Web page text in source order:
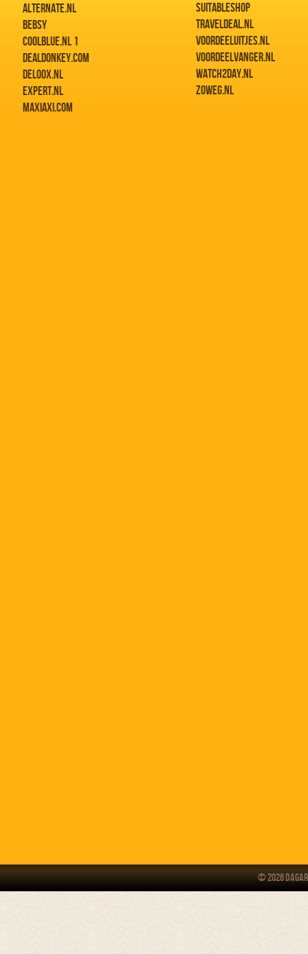
ALTERNATE.NL
BEBSY
COOLBLUE.NL 1
DEALDONKEY.COM
DELOOX.NL
EXPERT.NL
MAXIAXI.COM
SUITABLESHOP
TRAVELDEAL.NL
VOORDEELUITJES.NL
VOORDEELVANGER.NL
WATCH2DAY.NL
ZOWEG.NL
© 2026